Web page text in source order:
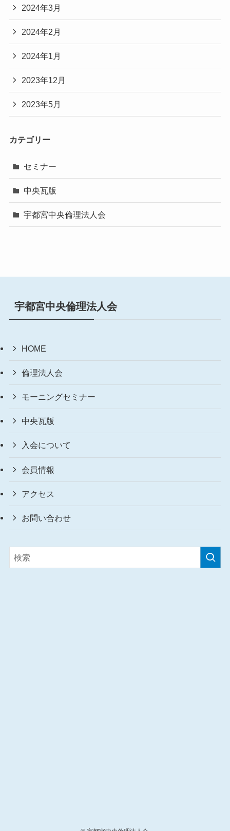
2024年3月
2024年2月
2024年1月
2023年12月
2023年5月
カテゴリー
セミナー
中央瓦版
宇都宮中央倫理法人会
宇都宮中央倫理法人会
HOME
倫理法人会
モーニングセミナー
中央瓦版
入会について
会員情報
アクセス
お問い合わせ